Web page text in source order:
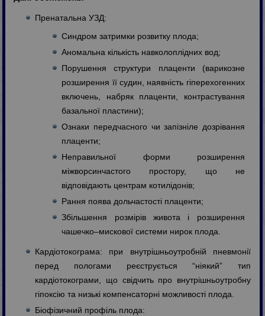
Пренатальна УЗД:
Синдром затримки розвитку плода;
Аномальна кількість навколоплідних вод;
Порушення структури плаценти (варикозне
розширення її судин, наявність гіперехогенних
включень, набряк плаценти, контрастування
базальної пластини);
Ознаки передчасного чи запізніле дозрівання
плаценти;
Неправильної форми розширення
міжворсинчастого простору, що не
відповідають центрам котилідонів;
Рання поява дольчастості плаценти;
Збільшення розмірів живота і розширення
чашечко–мискової системи нирок плода.
Кардіотокограма: при внутрішньоутробній пневмонії
перед пологами реєструється “ніякий” тип
кардіотокограми, що свідчить про внутрішньоутробну
гіпоксію та низькі компенсаторні можливості плода.
Біофізичний профіль плода: